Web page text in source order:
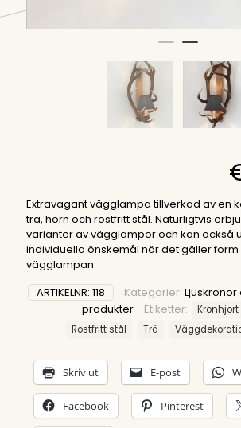
Extravagant vägglampa tillverkad av en
trä, horn och rostfritt stål. Naturligtvis
varianter av vägglampor och kan också
individuella önskemål när det gäller
vägglampan.
ARTIKELNR: 118 Kategorier:
produkter
Etiketter: Kronhjort
Rostfritt stål
Trä
Skriv ut E-post
Facebook Pinterest